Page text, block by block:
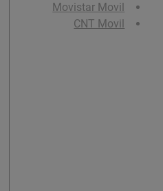
Movistar Movil
CNT Movil